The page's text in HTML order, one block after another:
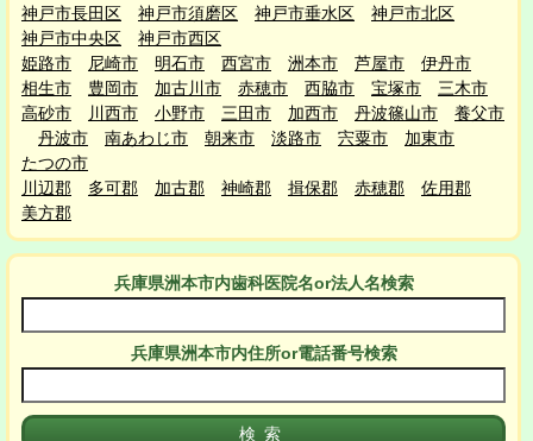
神戸市長田区
神戸市須磨区 神戸市垂水区
神戸市北区
神戸市中央区
神戸市西区
姫路市
尼崎市 明石市 西宮市 洲本市 芦屋市
伊丹市
相生市
豊岡市 加古川市 赤穂市 西脇市 宝塚市
三木市
高砂市
川西市 小野市 三田市 加西市 丹波篠山市
養父市
丹波市
南あわじ市 朝来市 淡路市 宍粟市
加東市
たつの市
川辺郡
多可郡 加古郡 神崎郡 揖保郡 赤穂郡
佐用郡
美方郡
兵庫県洲本市内歯科医院名or法人名検索
兵庫県洲本市内住所or電話番号検索